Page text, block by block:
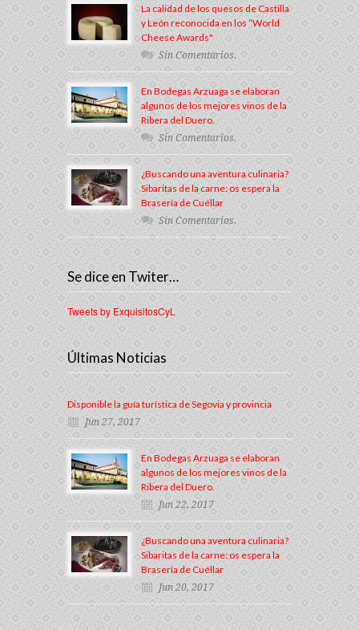
La calidad de los quesos de Castilla
y León reconocida en los “World
Cheese Awards"
Sin Comentarios.
En Bodegas Arzuaga se elaboran
algunos de los mejores vinos de la
Ribera del Duero.
Sin Comentarios.
¿Buscando una aventura culinaria?
Sibaritas de la carne: os espera la
Brasería de Cuéllar
Sin Comentarios.
Se dice en Twiter…
Tweets by ExquisitosCyL
Últimas Noticias
Disponible la guía turística de Segovia y provincia
Jun 27, 2017
En Bodegas Arzuaga se elaboran
algunos de los mejores vinos de la
Ribera del Duero.
Jun 22, 2017
¿Buscando una aventura culinaria?
Sibaritas de la carne: os espera la
Brasería de Cuéllar
Jun 20, 2017